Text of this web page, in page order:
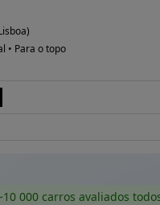
• Para o topo
000 carros avaliados